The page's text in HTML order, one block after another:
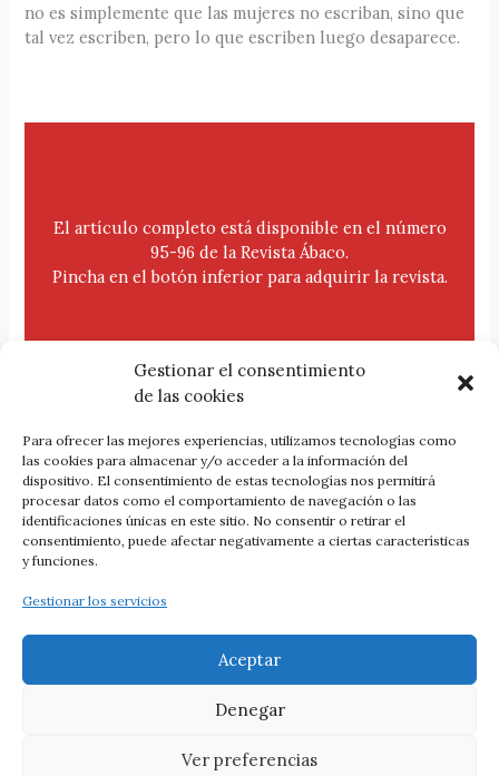
Gestionar el consentimiento
de las cookies
Para ofrecer las mejores experiencias, utilizamos tecnologías como
las cookies para almacenar y/o acceder a la información del
dispositivo. El consentimiento de estas tecnologías nos permitirá
procesar datos como el comportamiento de navegación o las
identificaciones únicas en este sitio. No consentir o retirar el
consentimiento, puede afectar negativamente a ciertas características
y funciones.
Gestionar los servicios
Aceptar
Denegar
Ver preferencias
no es simplemente que las mujeres no escriban, sino que
tal vez escriben, pero lo que escriben luego desaparece.
El artículo completo está disponible en el número
95-96 de la Revista Ábaco.
Pincha en el botón inferior para adquirir la revista.
Comprar esta revista
Tema Astra para WordPress||Cookies